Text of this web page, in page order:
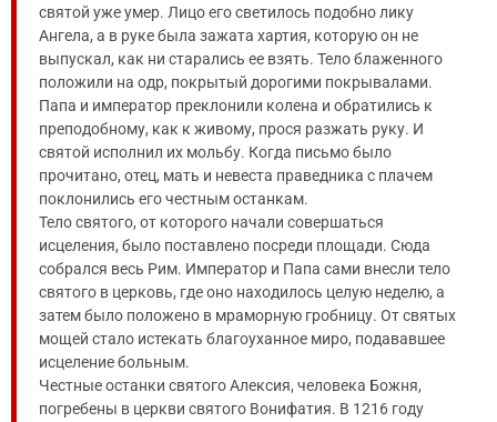
святой уже умер. Лицо его светилось подобно лику
Ангела, а в руке была зажата хартия, которую он не
выпускал, как ни старались ее взять. Тело блаженного
положили на одр, покрытый дорогими покрывалами.
Папа и император преклонили колена и обратились к
преподобному, как к живому, прося разжать руку. И
святой исполнил их мольбу. Когда письмо было
прочитано, отец, мать и невеста праведника с плачем
поклонились его честным останкам.
Тело святого, от которого начали совершаться
исцеления, было поставлено посреди площади. Сюда
собрался весь Рим. Император и Папа сами внесли тело
святого в церковь, где оно находилось целую неделю, а
затем было положено в мраморную гробницу. От святых
мощей стало истекать благоуханное миро, подававшее
исцеление больным.
Честные останки святого Алексия, человека Божня,
погребены в церкви святого Вонифатия. В 1216 году